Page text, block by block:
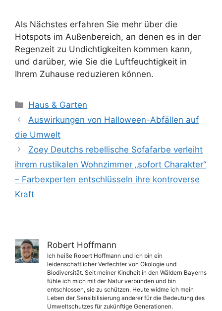
Als Nächstes erfahren Sie mehr über die
Hotspots im Außenbereich, an denen es in der
Regenzeit zu Undichtigkeiten kommen kann,
und darüber, wie Sie die Luftfeuchtigkeit in
Ihrem Zuhause reduzieren können.
Kategorien
Haus & Garten
Auswirkungen von Halloween-Abfällen auf
die Umwelt
Zoey Deutchs rebellische Sofafarbe verleiht
ihrem rustikalen Wohnzimmer „sofort Charakter“
– Farbexperten entschlüsseln ihre kontroverse
Kraft
Robert Hoffmann
Ich heiße Robert Hoffmann und ich bin ein
leidenschaftlicher Verfechter von Ökologie und
Biodiversität. Seit meiner Kindheit in den Wäldern Bayerns
fühle ich mich mit der Natur verbunden und bin
entschlossen, sie zu schützen. Heute widme ich mein
Leben der Sensibilisierung anderer für die Bedeutung des
Umweltschutzes für zukünftige Generationen.